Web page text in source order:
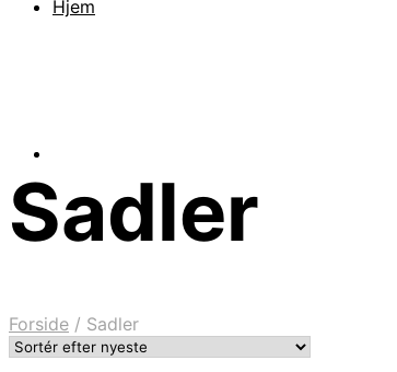
Hjem
Sadler
Forside / Sadler